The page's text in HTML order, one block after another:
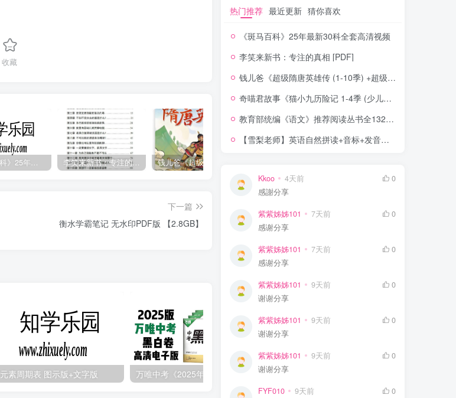
收藏
李笑来新书：专注的真相 [PDF]
下一篇
衡水学霸笔记 无水印PDF版 【2.8GB】
元素周期表 图示版+文字版
热门推荐 最近更新 猜你喜欢
《斑马百科》25年最新30科全套高清视频
李笑来新书：专注的真相 [PDF]
钱儿爸《超级隋唐英雄传 (1-10季) +超级隋唐英雄后传 (1-4季）
奇喵君故事《猫小九历险记 1-4季 (少儿大型奇幻冒险之旅)
教育部统编《语文》推荐阅读丛书全132种143册
【雪梨老师】英语自然拼读+音标+发音规则（精品课三合一）
Kkoo 4天前
0
感謝分享
紫紫姊姊101 7天前
0
感谢分享
紫紫姊姊101 7天前
0
感谢分享
紫紫姊姊101 9天前
0
谢谢分享
紫紫姊姊101 9天前
0
谢谢分享
紫紫姊姊101 9天前
0
谢谢分享
FYF010 9天前
0